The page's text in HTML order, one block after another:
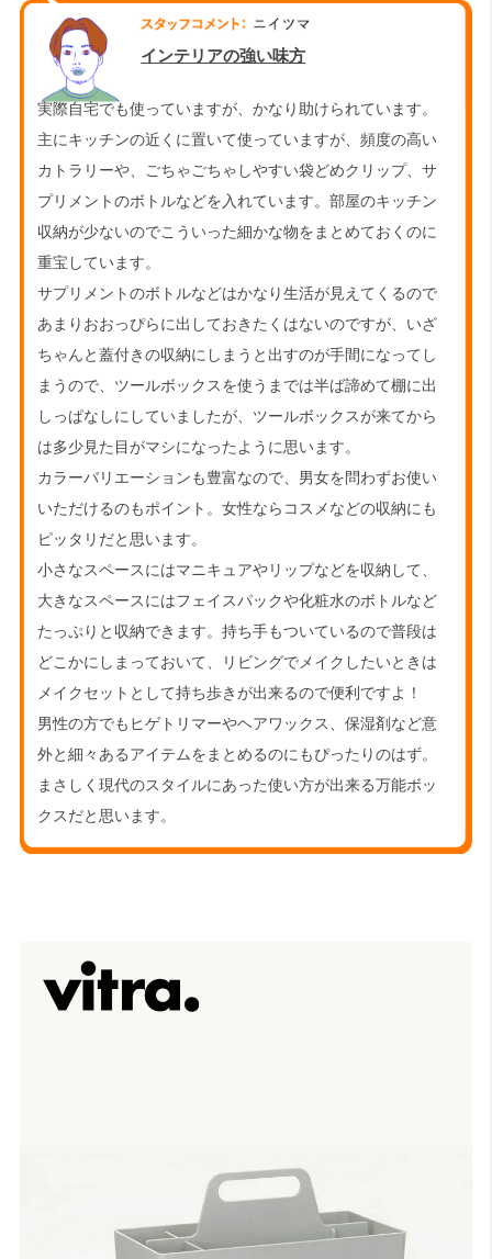
インテリアの強い味方
実際自宅でも使っていますが、かなり助けられています。
主にキッチンの近くに置いて使っていますが、頻度の高い
カトラリーや、ごちゃごちゃしやすい袋どめクリップ、サ
プリメントのボトルなどを入れています。部屋のキッチン
収納が少ないのでこういった細かな物をまとめておくのに
重宝しています。
サプリメントのボトルなどはかなり生活が見えてくるので
あまりおおっぴらに出しておきたくはないのですが、いざ
ちゃんと蓋付きの収納にしまうと出すのが手間になってし
まうので、ツールボックスを使うまでは半ば諦めて棚に出
しっぱなしにしていましたが、ツールボックスが来てから
は多少見た目がマシになったように思います。
カラーバリエーションも豊富なので、男女を問わずお使い
いただけるのもポイント。女性ならコスメなどの収納にも
ピッタリだと思います。
小さなスペースにはマニキュアやリップなどを収納して、
大きなスペースにはフェイスパックや化粧水のボトルなど
たっぷりと収納できます。持ち手もついているので普段は
どこかにしまっておいて、リビングでメイクしたいときは
メイクセットとして持ち歩きが出来るので便利ですよ！
男性の方でもヒゲトリマーやヘアワックス、保湿剤など意
外と細々あるアイテムをまとめるのにもぴったりのはず。
まさしく現代のスタイルにあった使い方が出来る万能ボッ
クスだと思います。